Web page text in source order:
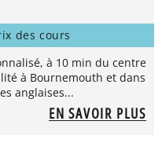
des cours
à 10 min du centre
à Bournemouth et dans
anglaises...
EN SAVOIR PLUS